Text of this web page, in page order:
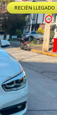
RECIÉN LLEGADO